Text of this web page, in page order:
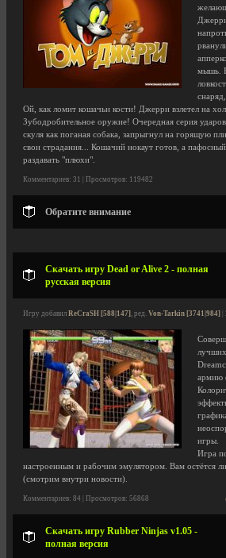
мышь.
Ой, как ломит кошачьи кости! Джерри взлетел на
Зубодробительное оружие! Очередная серия
скуля как поганая собака, запрыгнул на горящую
свои страдания... Кошачий нокаут готов, а
раздавать "плюхи".
Комментариев: 31 | Просмотров: 119482
Обратите внимание
Скачать игру Dead or Alive 2 - полная
русская версия
Игру добавил ReCraSH [588|147], ред. Von-Tarkin [3741|984]
армию
игры.
Игра
настроенным и рабочим эмулятором. Вам остётся
(смотрим внутри новости).
Комментариев: 84 | Просмотров: 56868
Скачать игру Rubber Ninjas v1.05 -
полная версия